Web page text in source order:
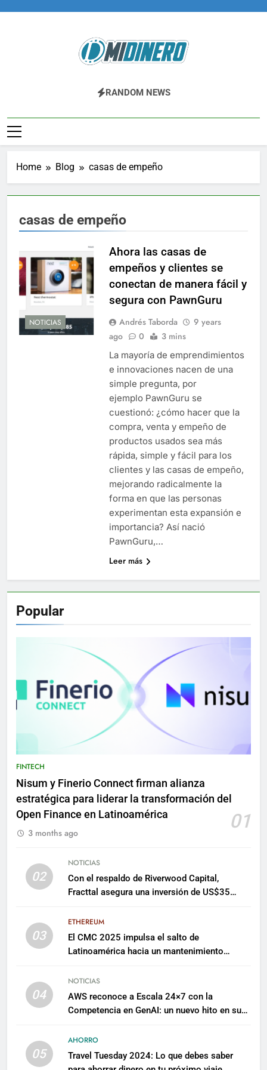
Midinero.co
Fintech, Criptomonedas
RANDOM NEWS
Home Blog casas de empeño
casas de empeño
NOTICIAS
Ahora las casas de
empeños y clientes se
conectan de manera fácil y
segura con PawnGuru
Andrés Taborda
9 years
ago
0 3 mins
La mayoría de emprendimientos
e innovaciones nacen de una
simple pregunta, por
ejemplo PawnGuru se
cuestionó: ¿cómo hacer que la
compra, venta y empeño de
productos usados ​​sea más
rápida, simple y fácil para los
clientes y las casas de empeño,
mejorando radicalmente la
forma en que las personas
experimentan esta expansión e
importancia? Así nació
PawnGuru,…
Leer más
Popular
FINTECH
Nisum y Finerio Connect firman alianza
estratégica para liderar la transformación del
Open Finance en Latinoamérica
01
3 months ago
02
NOTICIAS
Con el respaldo de Riverwood Capital,
Fracttal asegura una inversión de US$35
03
ETHEREUM
El CMC 2025 impulsa el salto de
Latinoamérica hacia un mantenimiento
04
NOTICIAS
AWS reconoce a Escala 24×7 con la
Competencia en GenAI: un nuevo hito en su
05
AHORRO
Travel Tuesday 2024: Lo que debes saber